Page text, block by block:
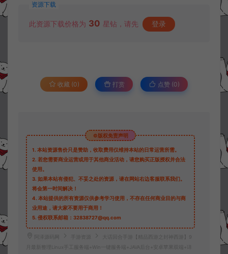
资源下载
此资源下载价格为 30 星钻，请先 登录
收藏 (0) 打赏 点赞 (0)
©版权免责声明
1. 本站资源售价只是赞助，收取费用仅维持本站的日常运营所需。
2. 若您需要商业运营或用于其他商业活动，请您购买正版授权并合法
使用。
3. 如果本站有侵犯、不妥之处的资源，请在网站右边客服联系我们。
将会第一时间解决！
4. 本站提供的所有资源仅供参考学习使用，不存在任何商业目的与商
业用途，请大家不要用于商用！
5. 侵权联系邮箱：32838727@qq.com
阿泽源码网 手游资源
大话回合手游【精品西游之封神西游】9
月最新整理Linux手工服务端+Win一键服务端+JAVA后台+安卓苹果双端+详